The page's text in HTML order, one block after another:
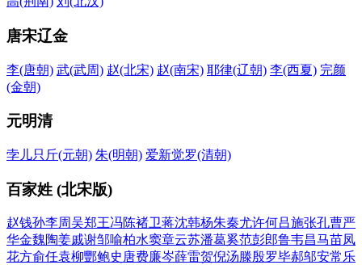
唐宋辽金
李(唐朝) 武(武周) 赵(北宋) 赵(南宋) 耶律(辽朝) 李(西夏) 完颜
(金朝)
元明清
孛儿只斤(元朝) 朱(明朝) 爱新觉罗(清朝)
百家姓 (北宋版)
赵钱孙李周吴郑王冯陈褚卫蒋沈韩杨朱秦尤许何吕施张孔曹严
华金魏陶姜戚谢邹喻柏水窦章云苏潘葛奚范彭郎鲁韦昌马苗凤
花方俞任袁柳酆鲍史 唐费廉岑薛雷贺倪汤滕殷罗毕郝邬安常 乐